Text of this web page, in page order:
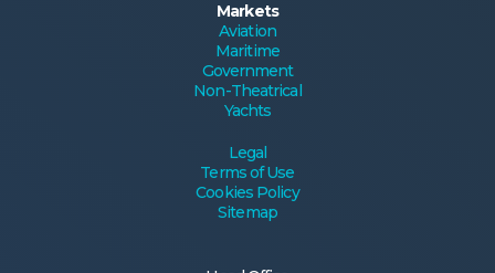
Markets
Aviation
Maritime
Government
Non-Theatrical
Yachts
Legal
Terms of Use
Cookies Policy
Sitemap